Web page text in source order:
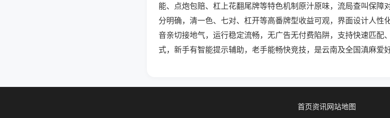
能、点炮包赔、杠上花翻尾牌等特色机制原汁原味，流局查叫保障
分明确，清一色、七对、杠开等高番牌型收益可观，界面设计人性
音亲切接地气，运行稳定流畅，无广告无付费陷阱，支持快速匹配
式，新手有智能提示辅助，老手能畅快竞技，是云南及全国滇麻爱
首页资讯网站地图